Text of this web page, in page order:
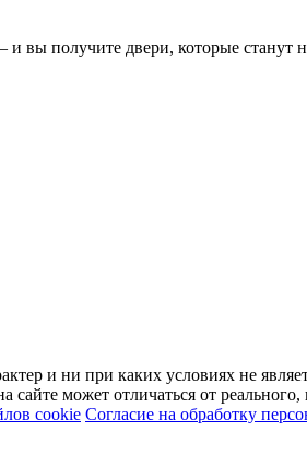
вы получите двери, которые
и ни при каких условиях не
может отличаться от
cookie Согласие на обработку